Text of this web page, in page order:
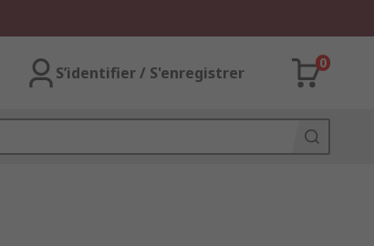
S’identifier / S'enregistrer
0